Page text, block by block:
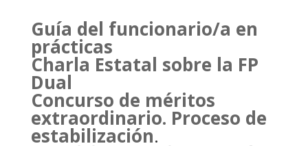
Guía del funcionario/a en
prácticas
Charla Estatal sobre la FP
Dual
Concurso de méritos
extraordinario. Proceso de
estabilización.